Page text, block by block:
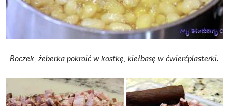
Boczek, żeberka pokroić w kostkę, kiełbasę w ćwierćplasterki.